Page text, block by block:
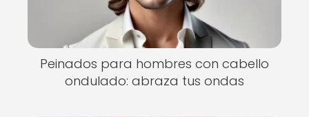
Peinados para hombres con cabello
ondulado: abraza tus ondas